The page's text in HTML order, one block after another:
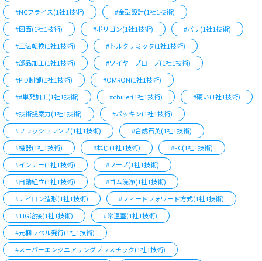
#NCフライス(1社1技術)
#金型設計(1社1技術)
#図面(1社1技術)
#ポリゴン(1社1技術)
#バリ(1社1技術)
#工法転換(1社1技術)
#トルクリミッタ(1社1技術)
#部品加工(1社1技術)
#ワイヤープローブ(1社1技術)
#PID制御(1社1技術)
#OMRON(1社1技術)
##単発加工(1社1技術)
#chiller(1社1技術)
#硬い(1社1技術)
#技術提案力(1社1技術)
#パッキン(1社1技術)
#フラッシュランプ(1社1技術)
#合成石英(1社1技術)
#機器(1社1技術)
#ねじ(1社1技術)
#FC(1社1技術)
#インナー(1社1技術)
#フープ(1社1技術)
#自動組立(1社1技術)
#ゴム洗浄(1社1技術)
#ナイロン造形(1社1技術)
#フィードフォワード方式(1社1技術)
#TIG溶接(1社1技術)
#常温室(1社1技術)
#元梱ラベル発行(1社1技術)
#スーパーエンジニアリングプラスチック(1社1技術)